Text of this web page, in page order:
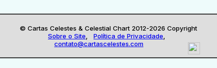
© Cartas Celestes & Celestial Chart 2012-2026 Copyright
Sobre o Site, Política de Privacidade,
contato@cartascelestes.com